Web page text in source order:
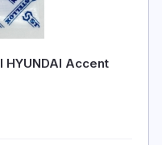
HYUNDAI Accent